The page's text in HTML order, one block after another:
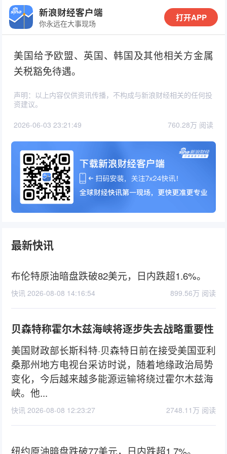
新浪财经客户端
你永远在大事现场
打开APP
美国给予欧盟、英国、韩国及其他相关方金属
关税豁免待遇。
声明：以上内容仅供资讯传播，不构成与新浪财经相关的任何投
资建议。
2026-06-03 23:21:49 760.28万 阅读
最新快讯
布伦特原油暗盘跌破82美元，日内跌超1.6%。
快讯 2026-08-08 14:16:54 899.56万 阅读
贝森特称霍尔木兹海峡将逐步失去战略重要性
美国财政部长斯科特·贝森特日前在接受美国亚利
桑那州地方电视台采访时说，随着地缘政治局势
变化，今后越来越多能源运输将绕过霍尔木兹海
峡。他...
快讯 2026-08-08 12:23:27 2748.11万 阅读
纽约原油暗盘跌破77美元，日内跌超1.7%。